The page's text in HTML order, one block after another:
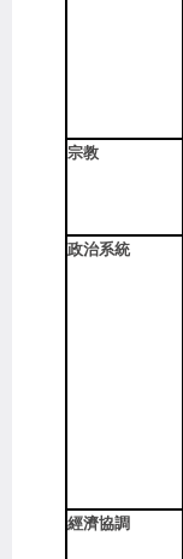
宗教
政治系統
經濟協調